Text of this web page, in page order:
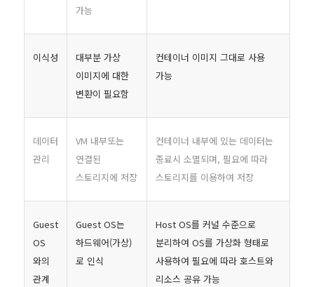
가능
이식성
대부분 가상
이미지에 대한
변환이 필요함
컨테이너 이미지 그대로 사용
가능
데이터
관리
VM 내부또는
연결된
스토리지에 저장
컨테이너 내부에 있는 데이터는
종료시 소멸되며, 필요에 따라
스토리지를 이용하여 저장
Guest
OS
와의
관계
Guest OS는
하드웨어(가상)
로 인식
Host OS를 커널 수준으로
분리하여 OS를 가상화 형태로
사용하여 필요에 따라 호스트와
리소스 공유 가능